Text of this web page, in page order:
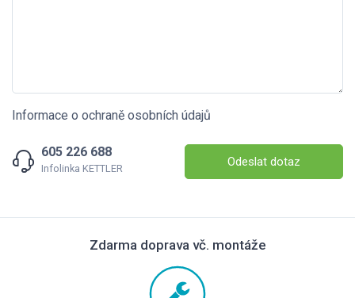
Informace o ochraně osobních údajů
605 226 688
Infolinka KETTLER Odeslat dotaz
Zdarma doprava vč. montáže